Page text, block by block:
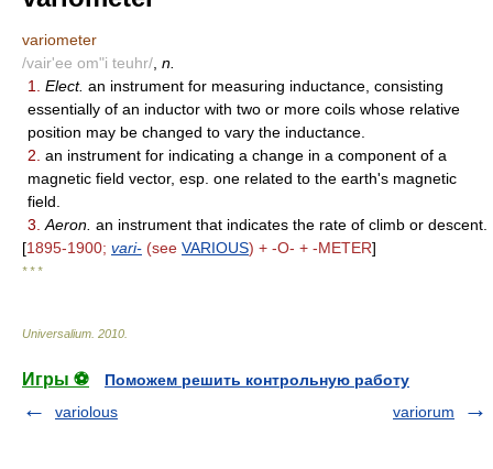
variometer
/vair'ee om"i teuhr/ n.
1.
Elect. an instrument for measuring inductance, consisting
essentially of an inductor with two or more coils whose relative
position may be changed to vary the inductance.
2. an instrument for indicating a change in a component of a
magnetic field vector, esp. one related to the earth's magnetic
field.
3. Aeron. an instrument that indicates the rate of climb or descent.
[1895-1900; vari- (see VARIOUS) + -O- + -METER]
* * *
Universalium 2010
Игры ⚽
Поможем решить контрольную работу
variolous
variorum